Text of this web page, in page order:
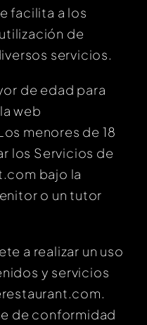
facilita a los
de
servicios.
de edad para
web
menores de 18
los Servicios de
bajo la
o un tutor
a realizar un uso
y servicios
de conformidad